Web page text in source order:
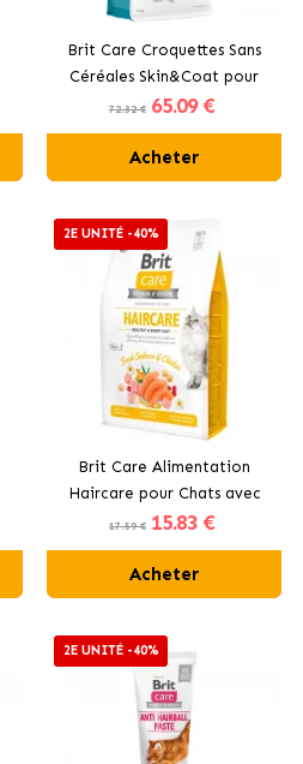
Brit Care Croquettes Sans
Céréales Skin&Coat pour
Chiens avec Saumon
72.32 € 65.09 €
Acheter
2E UNITÉ -40%
Brit Care Alimentation
Haircare pour Chats avec
Saumon
17.59 € 15.83 €
Acheter
2E UNITÉ -40%